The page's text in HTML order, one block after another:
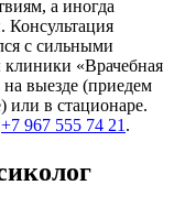
а иногда
Консультация
с сильными
«Врачебная
выезде (приедем
или в стационаре.
+7 967 555 74 21 .